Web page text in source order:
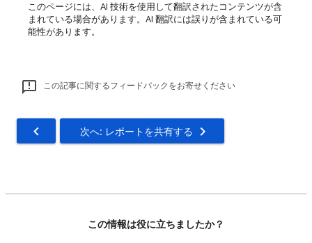
このページには、AI 技術を使用して翻訳されたコンテンツが含
まれている場合があります。AI 翻訳には誤りが含まれている可
能性があります。
この記事に関するフィードバックをお寄せください
次へ: レポートを共有する
この情報は役に立ちましたか？